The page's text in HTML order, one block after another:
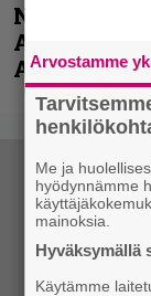
Näin lähtee
Accept –
Anthrax- ja
Arvostamme
Me ja
hyödynnämme
mainoksia.
Hyväksymällä
Käytämme